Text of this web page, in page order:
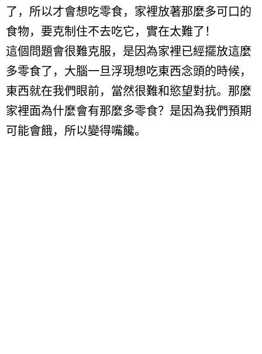
了，所以才會想吃零食，家裡放著那麼多可口的
食物，要克制住不去吃它，實在太難了！
這個問題會很難克服，是因為家裡已經擺放這麼
多零食了，大腦一旦浮現想吃東西念頭的時候，
東西就在我們眼前，當然很難和慾望對抗。那麼
家裡面為什麼會有那麼多零食？是因為我們預期
可能會餓，所以變得嘴饞。